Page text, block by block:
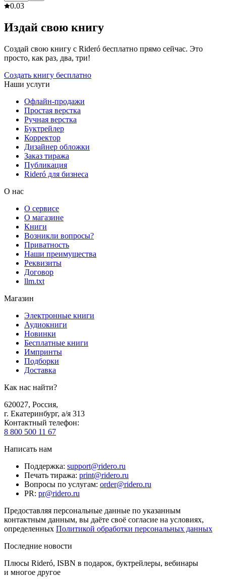
0.03
Издай свою книгу
Создай свою книгу с Rideró бесплатно прямо сейчас. Это
просто, как раз, два, три!
Создать книгу бесплатно
Наши услуги
Офлайн-продажи
Простая верстка
Ручная верстка
Буктрейлер
Корректор
Дизайнер обложки
Заказ тиража
Публикация
Rideró для бизнеса
О нас
О сервисе
О магазине
Книги
Возникли вопросы?
Приватность
Наши преимущества
Реквизиты
Договор
llm.txt
Магазин
Электронные книги
Аудиокниги
Новинки
Бесплатные книги
Импринты
Подборки
Доставка
Как нас найти?
620027, Россия,
г. Екатеринбург, а/я 313
Контактный телефон:
8 800 500 11 67
Написать нам
Поддержка: support@ridero.ru
Печать тиража: print@ridero.ru
Вопросы по услугам: order@ridero.ru
PR: pr@ridero.ru
Предоставляя персональные данные по указанным
контактным данным, вы даёте своё согласие на условиях,
определенных Политикой обработки персональных данных
Последние новости
Плюсы Rideró, ISBN в подарок, буктрейлеры, вебинары
и многое другое